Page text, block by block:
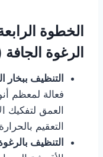
الخطوة
الرغوة
التنظيف ببخار
فعالة لمعظم
العمق لتفكيك
التعقيم
التنظيف